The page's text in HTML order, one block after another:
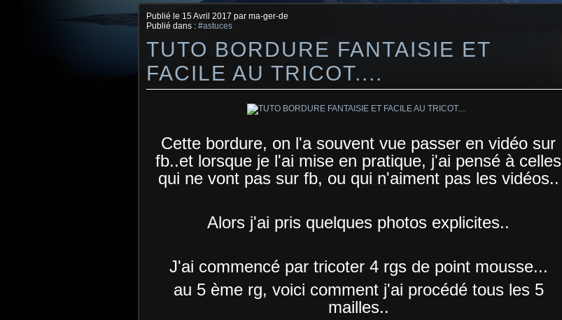
Publié le 15 Avril 2017 par ma-ger-de
Publié dans : #astuces
TUTO BORDURE FANTAISIE ET
FACILE AU TRICOT....
Cette bordure, on l'a souvent vue passer en vidéo sur
fb..et lorsque je l'ai mise en pratique, j'ai pensé à celles
qui ne vont pas sur fb, ou qui n'aiment pas les vidéos..
Alors j'ai pris quelques photos explicites..
J'ai commencé par tricoter 4 rgs de point mousse...
au 5 ème rg, voici comment j'ai procédé tous les 5
mailles..